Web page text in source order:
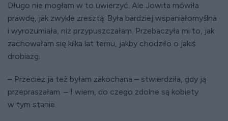
Długo nie mogłam w to uwierzyć. Ale Jowita mówiła
prawdę, jak zwykle zresztą. Była bardziej wspaniałomyślna
i wyrozumiała, niż przypuszczałam. Przebaczyła mi to, jak
zachowałam się kilka lat temu, jakby chodziło o jakiś
drobiazg.
– Przecież ja też byłam zakochana – stwierdziła, gdy ją
przepraszałam. – I wiem, do czego zdolne są kobiety
w tym stanie.